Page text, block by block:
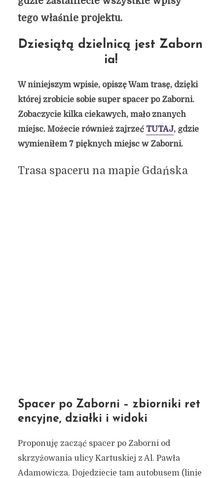
tego właśnie projektu.
Dziesiątą dzielnicą jest Zaborn
ia!
W niniejszym wpisie, opiszę Wam trasę, dzięki
której zrobicie sobie super spacer po Zaborni.
Zobaczycie kilka ciekawych, mało znanych
miejsc. Możecie również zajrzeć TUTAJ, gdzie
wymieniłem 7 pięknych miejsc w Zaborni.
Trasa spaceru na mapie Gdańska
Spacer po Zaborni – zbiorniki ret
encyjne, działki i widoki
Proponuję zacząć spacer po Zaborni od
skrzyżowania ulicy Kartuskiej z Al. Pawła
Adamowicza. Dojedziecie tam autobusem (linie